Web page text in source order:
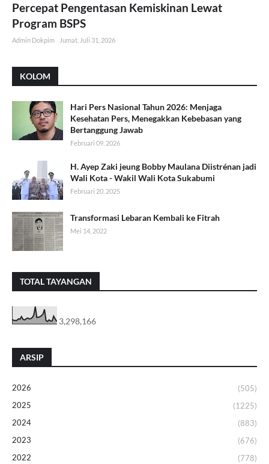
Percepat Pengentasan Kemiskinan Lewat
Program BSPS
Admin Dokpim Jumat, Juli 31, 2026
KOLOM
Hari Pers Nasional Tahun 2026: Menjaga
Kesehatan Pers, Menegakkan Kebebasan yang
Bertanggung Jawab
Februari 09, 2026
H. Ayep Zaki jeung Bobby Maulana Diistrénan jadi
Wali Kota - Wakil Wali Kota Sukabumi
Februari 20, 2025
Transformasi Lebaran Kembali ke Fitrah
Mei 14, 2022
TOTAL TAYANGAN
3,298,166
ARSIP
2026
(505)
2025
(1225)
2024
(883)
2023
(676)
2022
(778)